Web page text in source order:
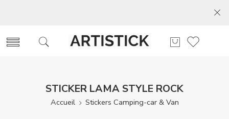
STICKER LAMA STYLE ROCK
Accueil Stickers Camping-car & Van